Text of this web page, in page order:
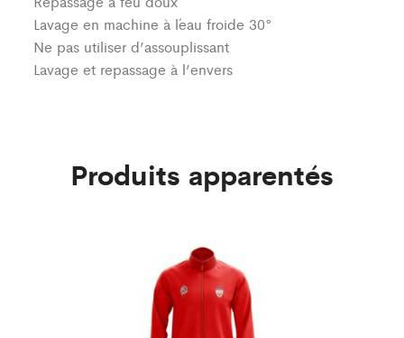
Lavage en machine à l´eau froide 30°
Ne pas utiliser d’assouplissant
Lavage et repassage à l’envers
Produits apparentés